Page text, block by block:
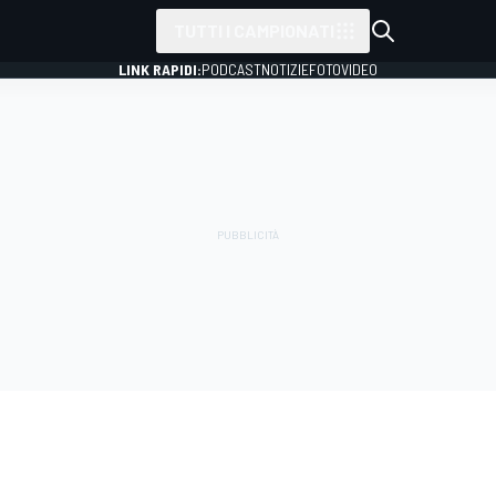
LINK RAPIDI:PODCASTNOTIZIEFOTOVIDEO